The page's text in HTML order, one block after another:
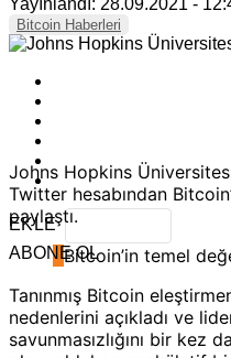
Yayınlandı: 28.09.2021 -
Bitcoin Haberleri
EKLE
ABONE OL
Johns Hopkins
Twitter hesabından
paylaştı.
Bitcoin’in temel
Tanınmış Bitcoin
nedenlerini açıkladı ve
savunmasızlığını bir kez